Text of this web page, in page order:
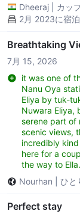
Dheeraj カッ
2月 2023に宿
Breathtaking
7月 15, 2026
it was one of
Nanu Oya
Eliya by tuk-
Nuwara Eliya,
serene part of
scenic views,
incredibly
here for a
the way to Ella.
Nourhan
ひと
Perfect stay